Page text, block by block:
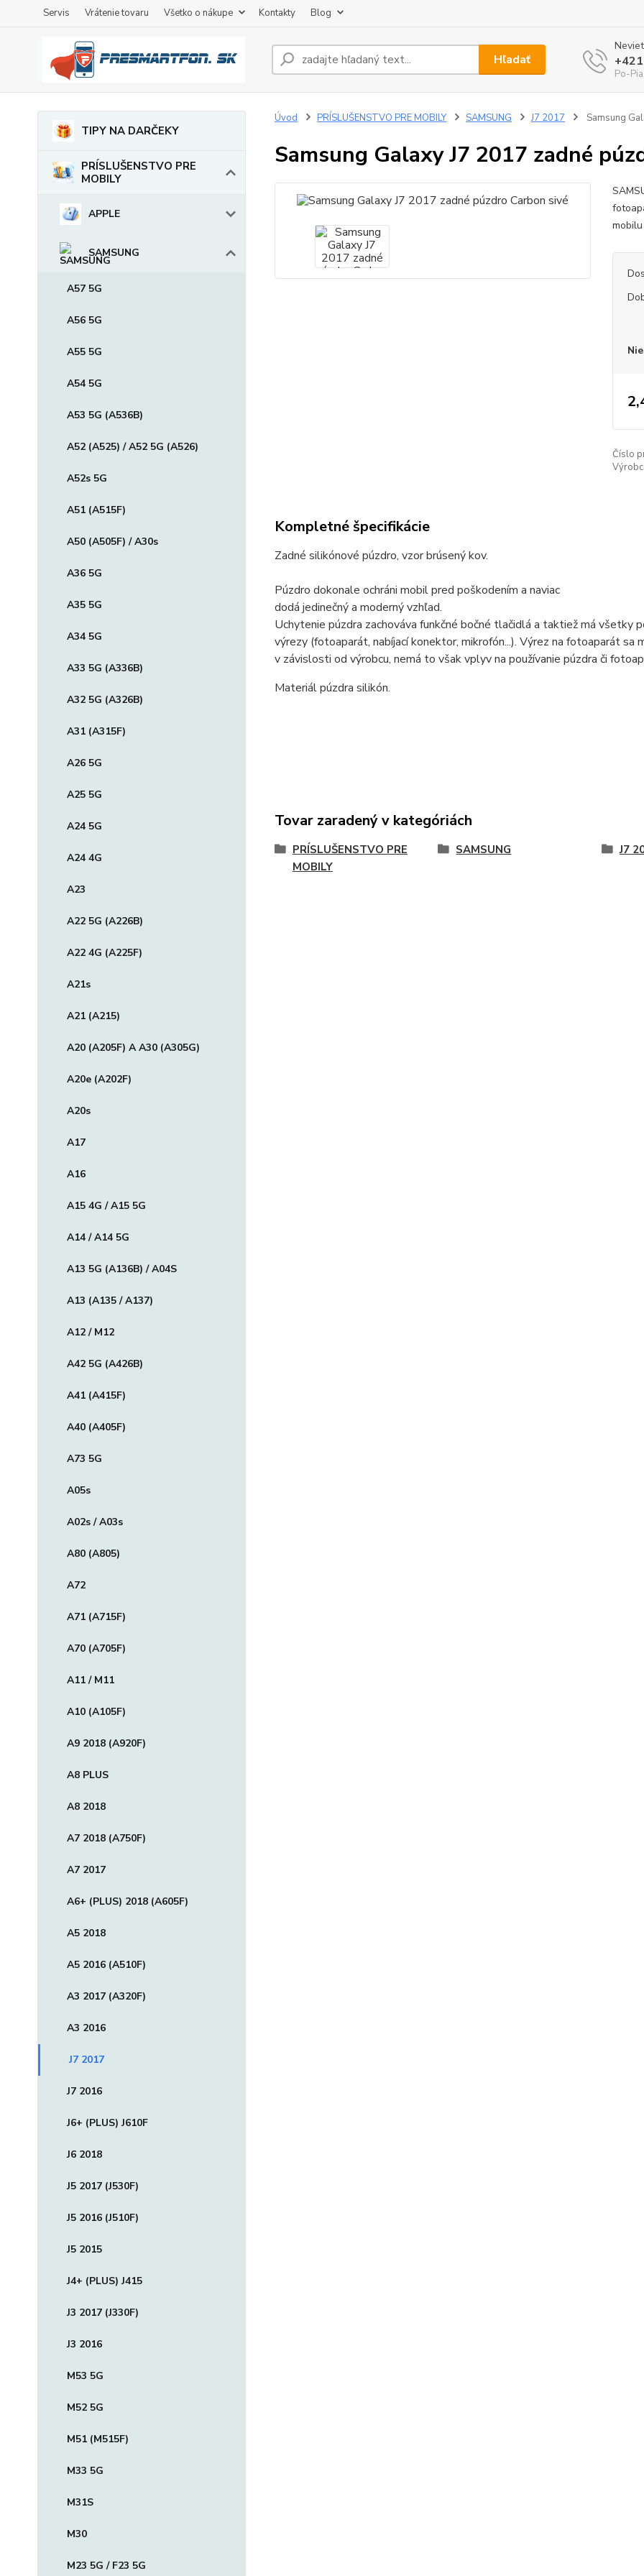
Servis Vrátenie tovaru Všetko o nákupe Kontakty Blog
Hľadať
Po-
TIPY NA DARČEKY
PRÍSLUŠENSTVO PRE
MOBILY
APPLE
SAMSUNG
A57 5G
A56 5G
A55 5G
A54 5G
A53 5G (A536B)
A52 (A525) / A52 5G (A526)
A52s 5G
A51 (A515F)
A50 (A505F) / A30s
A36 5G
A35 5G
A34 5G
A33 5G (A336B)
A32 5G (A326B)
A31 (A315F)
A26 5G
A25 5G
A24 5G
A24 4G
A23
A22 5G (A226B)
A22 4G (A225F)
A21s
A21 (A215)
A20 (A205F) A A30 (A305G)
A20e (A202F)
A20s
A17
A16
A15 4G / A15 5G
A14 / A14 5G
A13 5G (A136B) / A04S
A13 (A135 / A137)
A12 / M12
A42 5G (A426B)
A41 (A415F)
A40 (A405F)
A73 5G
A05s
A02s / A03s
A80 (A805)
A72
A71 (A715F)
A70 (A705F)
A11 / M11
A10 (A105F)
A9 2018 (A920F)
A8 PLUS
A8 2018
A7 2018 (A750F)
A7 2017
A6+ (PLUS) 2018 (A605F)
A5 2018
A5 2016 (A510F)
A3 2017 (A320F)
A3 2016
J7 2017
J7 2016
J6+ (PLUS) J610F
J6 2018
J5 2017 (J530F)
J5 2016 (J510F)
J5 2015
J4+ (PLUS) J415
J3 2017 (J330F)
J3 2016
M53 5G
M52 5G
M51 (M515F)
M33 5G
M31S
M30
M23 5G / F23 5G
Úvod PRÍSLUŠENSTVO PRE MOBILY SAMSUNG J7 2017 Samsung
Samsung Galaxy J7 2017 zadné
Číslo
Kompletné špecifikácie
Zadné silikónové púzdro, vzor brúsený kov.
Púzdro dokonale ochráni mobil pred poškodením a naviac
dodá jedinečný a moderný vzhľad.
Uchytenie púzdra zachováva funkčné bočné tlačidlá a taktiež má všetky
výrezy (fotoaparát, nabíjací konektor, mikrofón...). Výrez na fotoaparát sa
v závislosti od výrobcu, nemá to však vplyv na používanie púzdra či
Materiál púzdra silikón.
Tovar zaradený v kategóriách
PRÍSLUŠENSTVO PRE
MOBILY
SAMSUNG J7